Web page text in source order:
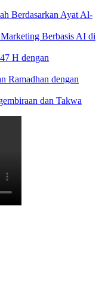
Berdasarkan Ayat Al-
Berbasis AI di
H dengan
Ramadhan dengan
dan Takwa